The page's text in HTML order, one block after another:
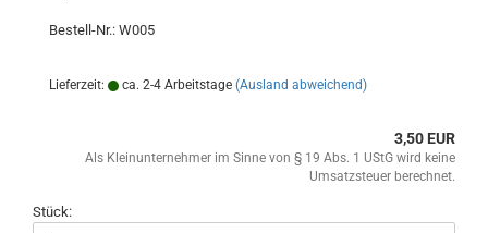
Bestell-Nr.: W005
Lieferzeit: ca. 2-4 Arbeitstage (Ausland abweichend)
3,50 EUR
Als Kleinunternehmer im Sinne von § 19 Abs. 1 UStG wird keine
Umsatzsteuer berechnet.
Stück: